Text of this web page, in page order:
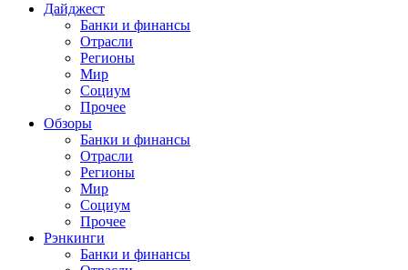
Дайджест
Банки и финансы
Отрасли
Регионы
Мир
Социум
Прочее
Обзоры
Банки и финансы
Отрасли
Регионы
Мир
Социум
Прочее
Рэнкинги
Банки и финансы